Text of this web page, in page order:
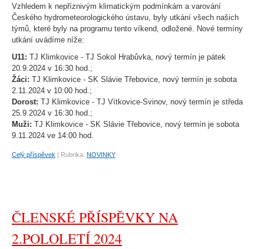
Vzhledem k nepříznivým klimatickým podmínkám a varování
Českého hydrometeorologického ústavu, byly utkání všech našich
týmů, které byly na programu tento víkend, odložené. Nové termíny
utkání uvádíme níže:
U11: TJ Klimkovice - TJ Sokol Hrabůvka, nový termín je pátek
20.9.2024 v 16:30 hod.;
Žáci: TJ Klimkovice - SK Slávie Třebovice, nový termín je sobota
2.11.2024 v 10:00 hod.;
Dorost: TJ Klimkovice - TJ Vítkovice-Svinov, nový termín je středa
25.9.2024 v 16:30 hod.;
Muži: TJ Klimkovice - SK Slávie Třebovice, nový termín je sobota
9.11.2024 ve 14:00 hod.
Celý příspěvek Rubrika: NOVINKY
ČLENSKÉ PŘÍSPĚVKY NA
2.POLOLETÍ 2024